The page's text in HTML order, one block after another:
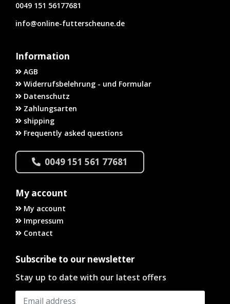
0049 151 56177681
info@online-futterscheune.de
Information
AGB
Widerrufsbelehrung - und Formular
Datenschutz
Zahlungsarten
shipping
Frequently asked questions
0049 151 561 77681
My account
My account
Impressum
Contact
Subscribe to our newsletter
Stay up to date with our latest offers